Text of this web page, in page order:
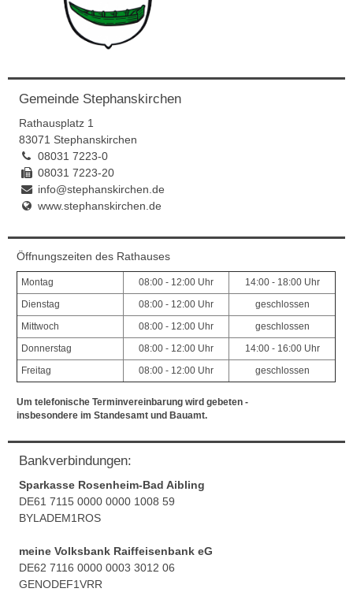
Gemeinde Stephanskirchen
Rathausplatz 1
83071 Stephanskirchen
08031 7223-0
08031 7223-20
info@stephanskirchen.de
www.stephanskirchen.de
Öffnungszeiten des Rathauses
Montag 08:00 - 12:00 Uhr 14:00 - 18:00 Uhr
Dienstag 08:00 - 12:00 Uhr geschlossen
Mittwoch 08:00 - 12:00 Uhr geschlossen
Donnerstag 08:00 - 12:00 Uhr 14:00 - 16:00 Uhr
Freitag 08:00 - 12:00 Uhr geschlossen
Um telefonische Terminvereinbarung wird gebeten -
insbesondere im Standesamt und Bauamt.
Bankverbindungen:
Sparkasse Rosenheim-Bad Aibling
DE61 7115 0000 0000 1008 59
BYLADEM1ROS
meine Volksbank Raiffeisenbank eG
DE62 7116 0000 0003 3012 06
GENODEF1VRR